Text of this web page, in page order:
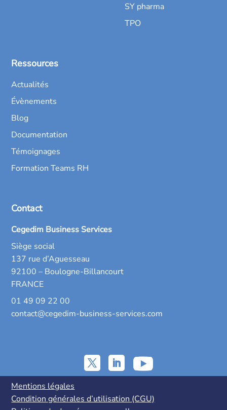
SY pharma
TPO
Ressources
Actualités
Évènements
Blog
Documentation
Témoignages
Formation Teams RH
Contact
Cegedim Business Services
Siège social
137 rue d’Aguesseau
92100 – Boulogne-Billancourt
FRANCE
01 49 09 22 00
contact@cegedim-business-services.com
Mentions légales
Condition générales d’utilisation (CGU)